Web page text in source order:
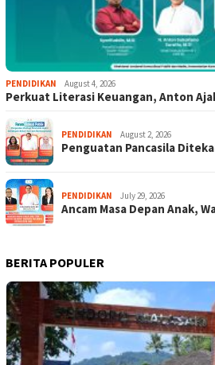
PENDIDIKAN August 4, 2026
Perkuat Literasi Keuangan, Anton
PENDIDIKAN August 2, 2026
Penguatan Pancasila
PENDIDIKAN July 29, 2026
Ancam Masa Depan Anak,
BERITA POPULER